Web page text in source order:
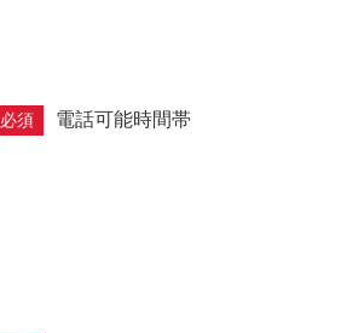
必須 電話可能時間帯